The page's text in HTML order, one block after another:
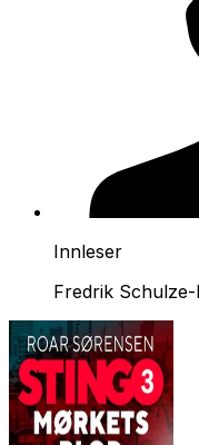
Innleser
Fredrik